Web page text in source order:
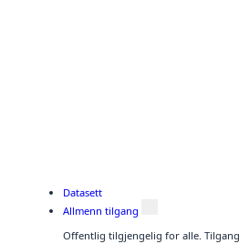
Datasett
Allmenn tilgang
Offentlig tilgjengelig for alle.